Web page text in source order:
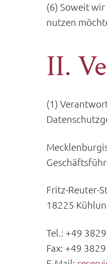
(6) Soweit
nutzen
II.
(1)
Fritz-Reuter-
18225
Tel.: +49
Fax: +49